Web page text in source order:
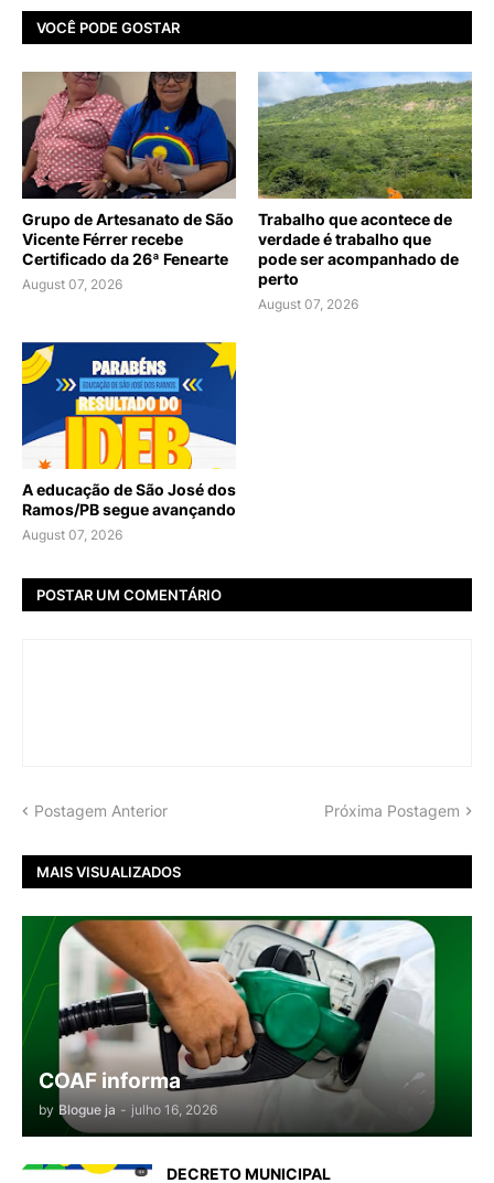
VOCÊ PODE GOSTAR
Grupo de Artesanato de São
Vicente Férrer recebe
Certificado da 26ª Fenearte
August 07, 2026
Trabalho que acontece de
verdade é trabalho que
pode ser acompanhado de
perto
August 07, 2026
A educação de São José dos
Ramos/PB segue avançando
August 07, 2026
POSTAR UM COMENTÁRIO
Postagem Anterior Próxima Postagem
MAIS VISUALIZADOS
COAF informa
by Blogue ja - julho 16, 2026
DECRETO MUNICIPAL